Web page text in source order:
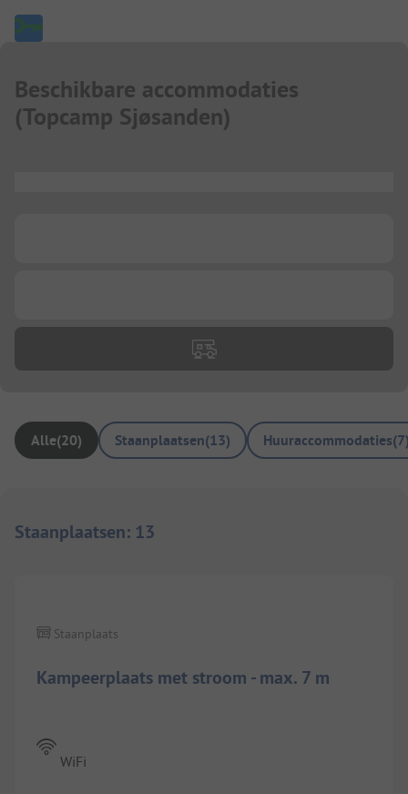
Beschikbare accommodaties
(Topcamp Sjøsanden)
Alle(20) Staanplaatsen(13) Huuraccommodaties(7
Staanplaatsen: 13
Kampeerplaats met stroom - max. 7 m
Staanplaats
WiFi